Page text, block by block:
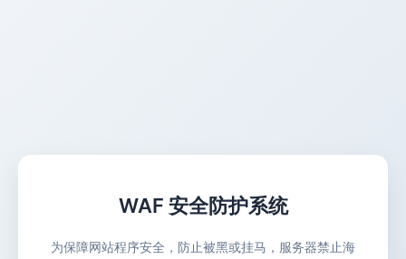
WAF 安全防护系统
为保障网站程序安全，防止被黑或挂马，服务器禁止海